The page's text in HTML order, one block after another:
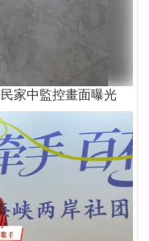
家中監控畫面曝光